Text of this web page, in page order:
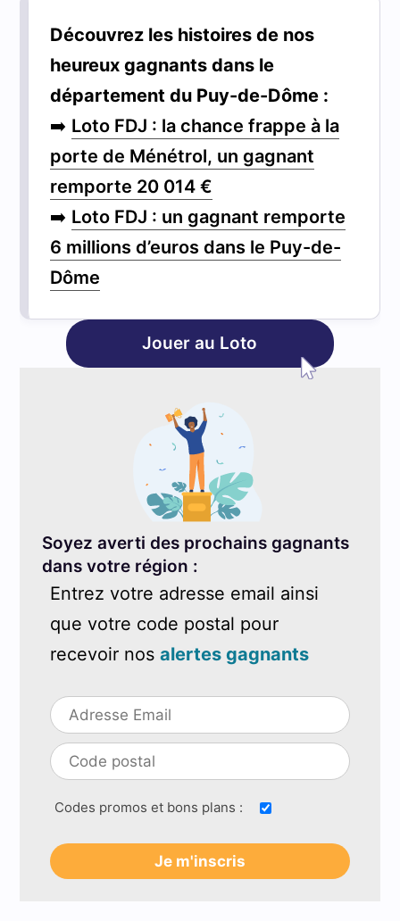
Découvrez les histoires de nos
heureux gagnants dans le
département du Puy-de-Dôme :
➡️ Loto FDJ : la chance frappe à la
porte de Ménétrol, un gagnant
remporte 20 014 €
➡️ Loto FDJ : un gagnant remporte
6 millions d’euros dans le Puy-de-
Dôme
Jouer au Loto
Soyez averti des prochains gagnants
dans votre région :
Entrez votre adresse email ainsi
que votre code postal pour
recevoir nos alertes gagnants
Codes promos et bons plans :